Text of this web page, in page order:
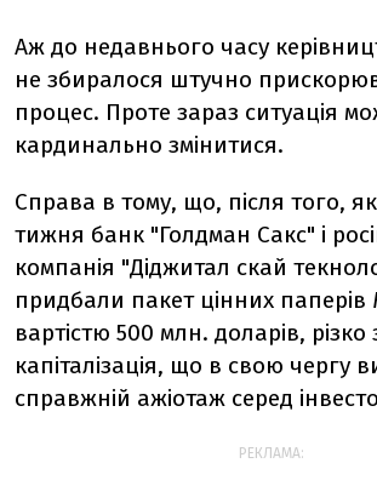
Аж до недавнього часу
не збиралося штучно
процес. Проте зараз ситуація
кардинально змінитися.
Справа в тому, що, після того,
тижня банк "Голдман Сакс" і
компанія "Діджитал скай
придбали пакет цінних паперів
вартістю 500 млн. доларів, різко
капіталізація, що в свою чергу
справжній ажіотаж серед
РЕКЛАМА: